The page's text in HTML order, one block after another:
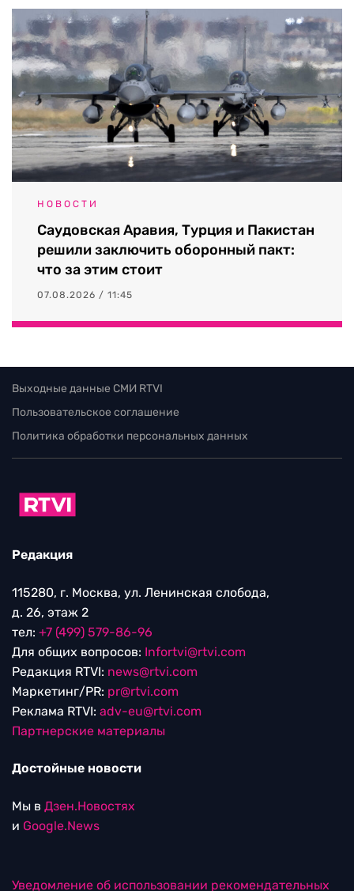
НОВОСТИ
Саудовская Аравия, Турция и Пакистан
решили заключить оборонный пакт:
что за этим стоит
07.08.2026 / 11:45
Выходные данные СМИ RTVI
Пользовательское соглашение
Политика обработки персональных данных
Редакция
115280, г. Москва, ул. Ленинская слобода,
д. 26, этаж 2
тел: +7 (499) 579-86-96
Для общих вопросов: Infortvi@rtvi.com
Редакция RTVI: news@rtvi.com
Маркетинг/PR: pr@rtvi.com
Реклама RTVI: adv-eu@rtvi.com
Партнерские материалы
Достойные новости
Мы в Дзен.Новостях
и Google.News
Уведомление об использовании рекомендательных